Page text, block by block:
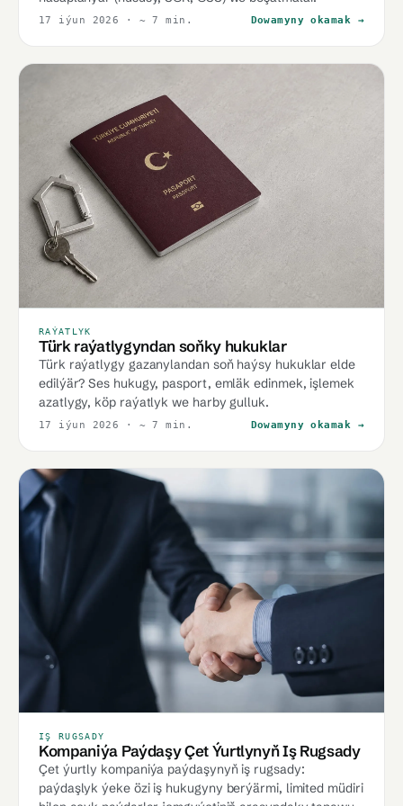
17 iýun 2026 · ~ 7 min. Dowamyny okamak →
RAÝATLYK
Türk raýatlygyndan soňky hukuklar
Türk raýatlygy gazanylandan soň haýsy hukuklar elde
edilýär? Ses hukugy, pasport, emläk edinmek, işlemek
azatlygy, köp raýatlyk we harby gulluk.
17 iýun 2026 · ~ 7 min. Dowamyny okamak →
IŞ RUGSADY
Kompaniýa Paýdaşy Çet Ýurtlynyň Iş Rugsady
Çet ýurtly kompaniýa paýdaşynyň iş rugsady:
paýdaşlyk ýeke özi iş hukugyny berýärmi, limited müdiri